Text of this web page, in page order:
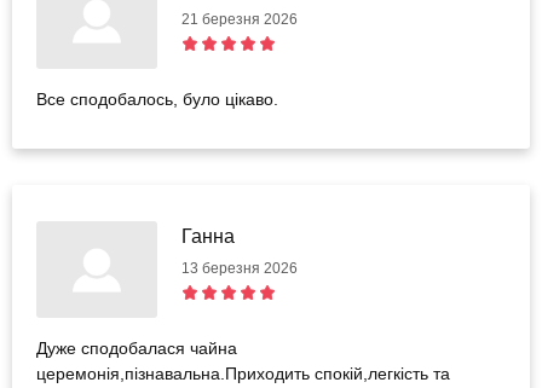
21 березня 2026
Все сподобалось, було цікаво.
Ганна
13 березня 2026
Дуже сподобалася чайна
церемонія,пізнавальна.Приходить спокій,легкість та